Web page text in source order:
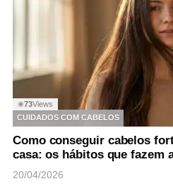
◉73Views
CUIDADOS COM CABELOS
Como conseguir cabelos
casa: os hábitos que fazem
20/04/2026